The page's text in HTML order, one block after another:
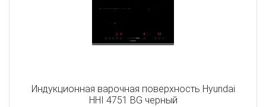
Индукционная варочная поверхность Hyundai
HHI 4751 BG черный